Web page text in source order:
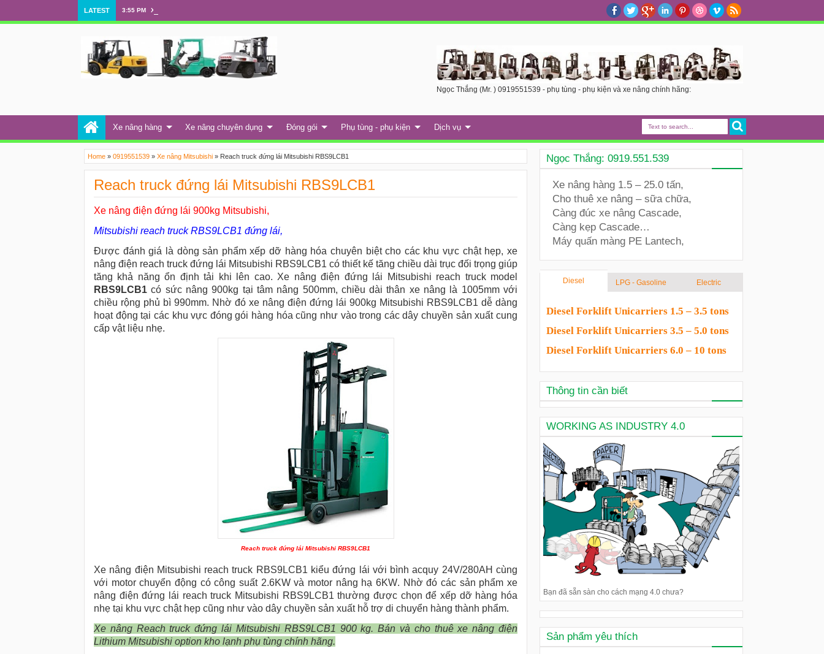
LATEST 3:55 PM Xe nâng 7 tấn Mitsubishi
Ngọc Thắng (Mr. ) 0919551539 - phụ tùng - phụ kiện và xe nâng chính hãng:
Xe nâng hàng Xe nâng chuyên dụng Đóng gói Phụ tùng - phụ kiện Dịch vụ
Home » 0919551539 » Xe nâng Mitsubishi » Reach truck đứng lái Mitsubishi RBS9LCB1
Reach truck đứng lái Mitsubishi RBS9LCB1
Xe nâng điện đứng lái 900kg Mitsubishi,
Mitsubishi reach truck RBS9LCB1 đứng lái,
Được đánh giá là dòng sản phẩm xếp dỡ hàng hóa chuyên biệt cho các khu vực chật hẹp, xe
nâng điện reach truck đứng lái Mitsubishi RBS9LCB1 có thiết kế tăng chiều dài trục đối trọng giúp
tăng khả năng ổn định tải khi lên cao. Xe nâng điện đứng lái Mitsubishi reach truck model
RBS9LCB1 có sức nâng 900kg tại tâm nâng 500mm, chiều dài thân xe nâng là 1005mm với
chiều rộng phủ bì 990mm. Nhờ đó xe nâng điện đứng lái 900kg Mitsubishi RBS9LCB1 dễ dàng
hoạt động tại các khu vực đóng gói hàng hóa cũng như vào trong các dây chuyền sản xuất cung
cấp vật liệu nhẹ.
Reach truck đứng lái Mitsubishi RBS9LCB1
Xe nâng điện Mitsubishi reach truck RBS9LCB1 kiểu đứng lái với bình acquy 24V/280AH cùng
với motor chuyển động có công suất 2.6KW và motor nâng hạ 6KW. Nhờ đó các sản phẩm xe
nâng điện đứng lái reach truck Mitsubishi RBS9LCB1 thường được chọn để xếp dỡ hàng hóa
nhẹ tại khu vực chật hẹp cũng như vào dây chuyền sản xuất hỗ trợ di chuyển hàng thành phẩm.
Xe nâng Reach truck đứng lái Mitsubishi RBS9LCB1 900 kg. Bán và cho thuê xe nâng điện
Lithium Mitsubishi option kho lạnh phụ tùng chính hãng.
Ngọc Thắng: 0919.551.539
Xe nâng hàng 1.5 – 25.0 tấn,
Cho thuê xe nâng – sữa chữa,
Càng đúc xe nâng Cascade,
Càng kẹp Cascade…
Máy quấn màng PE Lantech,
Diesel LPG - Gasoline Electric
Diesel Forklift Unicarriers 1.5 – 3.5 tons
Diesel Forklift Unicarriers 3.5 – 5.0 tons
Diesel Forklift Unicarriers 6.0 – 10 tons
Thông tin cần biết
WORKING AS INDUSTRY 4.0
Bạn đã sẵn sàn cho cách mạng 4.0 chưa?
Sản phẩm yêu thích